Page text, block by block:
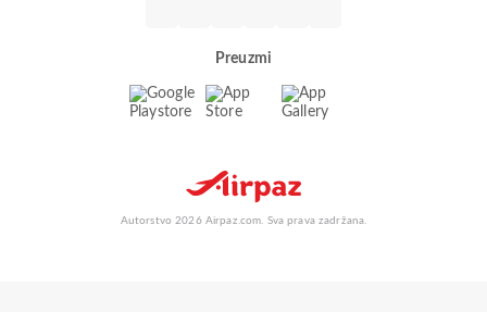
Preuzmi
Autorstvo 2026 Airpaz.com. Sva prava zadržana.